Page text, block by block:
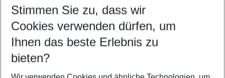
Customize your offer
Find the perfect deal which suits your best
Your departure airport
Any airport
Stimmen Sie zu, dass wir
Cookies verwenden dürfen, um
Ihnen das beste Erlebnis zu
bieten?